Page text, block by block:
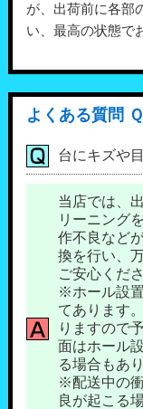
が、出荷前に各部
い、最高の状態で
よくある質問
台にキズや
当店では、
リーニング
作不良など
換を行い、
ご安心くだ
※ホール設
てあります
りますので
面はホール
る場合もあ
※配送中の
良が起こる